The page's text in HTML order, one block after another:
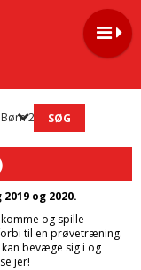
2014-2020
og 2020.
og spille
til en prøvetræning.
bevæge sig i og
jer!